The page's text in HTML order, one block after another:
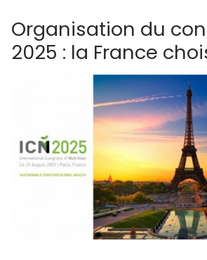
Organisation du
2025 : la France